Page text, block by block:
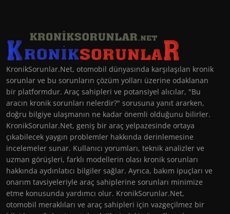
KronikSorunlar.Net, otomobil dünyasında karşılaşılan kronik
sorunlar ve bu sorunların çözüm yolları üzerine odaklanan
bir platformdur. Araç sahipleri ve potansiyel alıcılar, "Bu
aracın kronik sorunları nelerdir?" sorusuna yanıt ararken,
doğru bilgiye ulaşmanın ne kadar önemli olduğunu bilirler.
KronikSorunlar.Net, geniş bir araç yelpazesinde ortaya
çıkabilecek yaygın problemler hakkında derinlemesine
incelemeler sunar. Kullanıcı yorumları, teknik analizler ve
uzman görüşleri, farklı modellerin olası kronik sorunları
hakkında aydınlatıcı bilgiler sağlar. Ayrıca, bakım ipuçları ve
onarım tavsiyeleriyle araç sahiplerine sorunları minimize
etme konusunda yardımcı olur. KronikSorunlar.Net,
otomobil meraklıları ve araç sahipleri için vazgeçilmez bir